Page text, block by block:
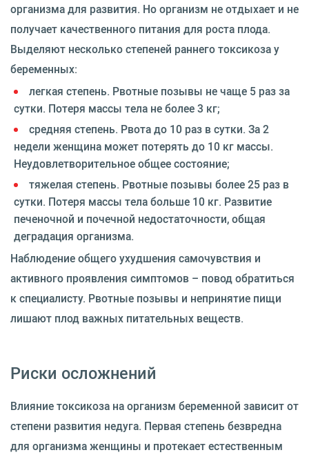
организма для развития. Но организм не отдыхает и не
получает качественного питания для роста плода.
Выделяют несколько степеней раннего токсикоза у
беременных:
легкая степень. Рвотные позывы не чаще 5 раз за
сутки. Потеря массы тела не более 3 кг;
средняя степень. Рвота до 10 раз в сутки. За 2
недели женщина может потерять до 10 кг массы.
Неудовлетворительное общее состояние;
тяжелая степень. Рвотные позывы более 25 раз в
сутки. Потеря массы тела больше 10 кг. Развитие
печеночной и почечной недостаточности, общая
деградация организма.
Наблюдение общего ухудшения самочувствия и
активного проявления симптомов – повод обратиться
к специалисту. Рвотные позывы и непринятие пищи
лишают плод важных питательных веществ.
Риски осложнений
Влияние токсикоза на организм беременной зависит от
степени развития недуга. Первая степень безвредна
для организма женщины и протекает естественным